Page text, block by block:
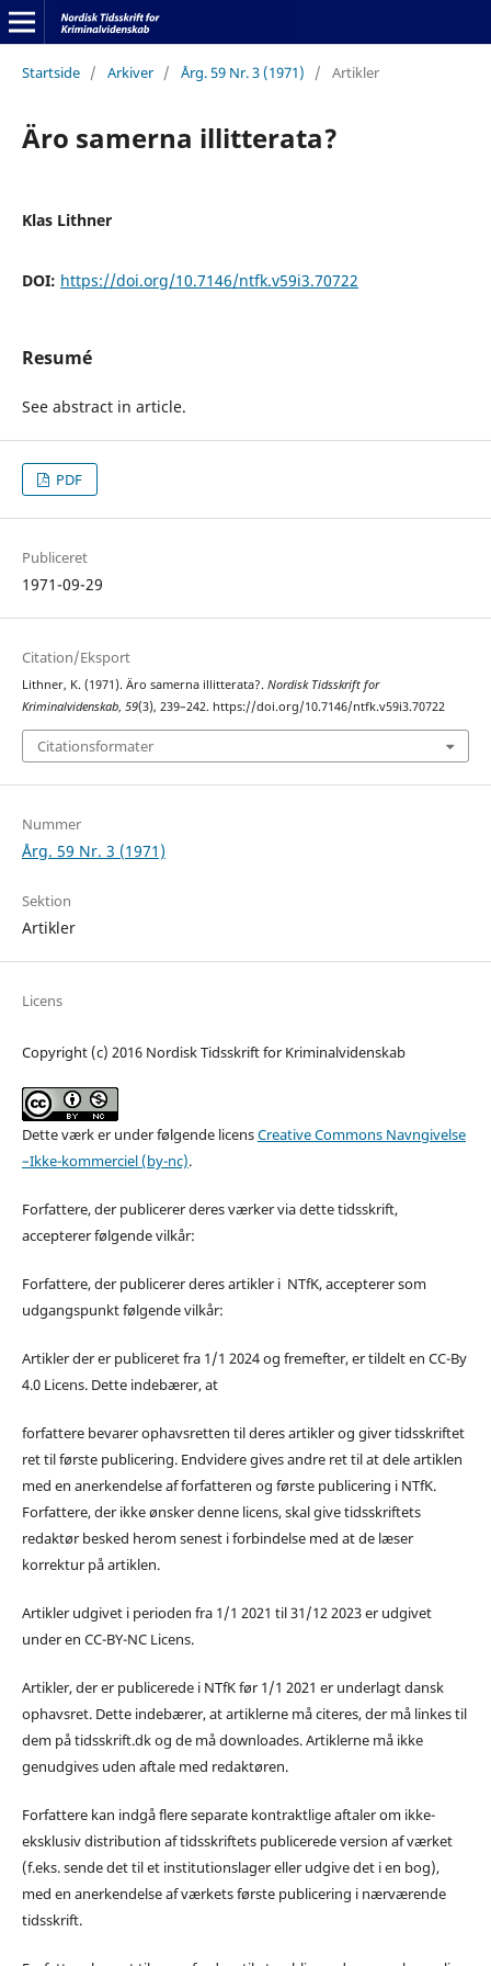
Startside / Arkiver / Årg. 59 Nr. 3 (1971) / Artikler
Äro samerna illitterata?
Klas Lithner
DOI: https://doi.org/10.7146/ntfk.v59i3.70722
Resumé
See abstract in article.
PDF
Publiceret
1971-09-29
Citation/Eksport
Lithner, K. (1971). Äro samerna illitterata?. Nordisk Tidsskrift for
Kriminalvidenskab, 59(3), 239–242. https://doi.org/10.7146/ntfk.v59i3.70722
Citationsformater
Nummer
Årg. 59 Nr. 3 (1971)
Sektion
Artikler
Licens
Copyright (c) 2016 Nordisk Tidsskrift for Kriminalvidenskab
Dette værk er under følgende licensCreative Commons Navngivelse
–Ikke-kommerciel (by-nc).
Forfattere, der publicerer deres værker via dette tidsskrift,
accepterer følgende vilkår:
Forfattere, der publicerer deres artikler i NTfK, accepterer som
udgangspunkt følgende vilkår:
Artikler der er publiceret fra 1/1 2024 og fremefter, er tildelt en CC-By
4.0 Licens. Dette indebærer, at
forfattere bevarer ophavsretten til deres artikler og giver tidsskriftet
ret til første publicering. Endvidere gives andre ret til at dele artiklen
med en anerkendelse af forfatteren og første publicering i NTfK.
Forfattere, der ikke ønsker denne licens, skal give tidsskriftets
redaktør besked herom senest i forbindelse med at de læser
korrektur på artiklen.
Artikler udgivet i perioden fra 1/1 2021 til 31/12 2023 er udgivet
under en CC-BY-NC Licens.
Artikler, der er publicerede i NTfK før 1/1 2021 er underlagt dansk
ophavsret. Dette indebærer, at artiklerne må citeres, der må linkes til
dem på tidsskrift.dk og de må downloades. Artiklerne må ikke
genudgives uden aftale med redaktøren.
Forfattere kan indgå flere separate kontraktlige aftaler om ikke-
eksklusiv distribution af tidsskriftets publicerede version af værket
(f.eks. sende det til et institutionslager eller udgive det i en bog),
med en anerkendelse af værkets første publicering i nærværende
tidsskrift.